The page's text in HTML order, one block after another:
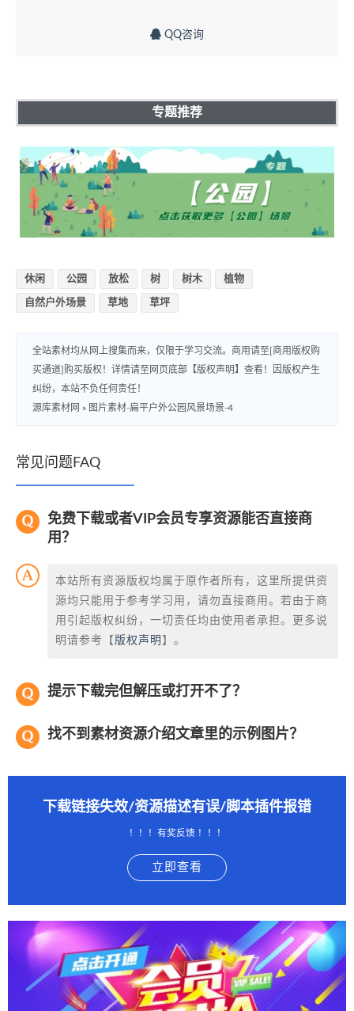
QQ咨询
专题推荐
休闲 公园 放松 树 树木 植物
自然户外场景 草地 草坪
全站素材均从网上搜集而来，仅限于学习交流。商用请至[商用版权购
买通道]购买版权！详情请至网页底部【版权声明】查看！因版权产生
纠纷，本站不负任何责任！
源库素材网 » 图片素材-扁平户外公园风景场景-4
常见问题FAQ
免费下载或者VIP会员专享资源能否直接商
用？
本站所有资源版权均属于原作者所有，这里所提供资
源均只能用于参考学习用，请勿直接商用。若由于商
用引起版权纠纷，一切责任均由使用者承担。更多说
明请参考【 版权声明 】。
提示下载完但解压或打开不了？
找不到素材资源介绍文章里的示例图片？
下载链接失效/资源描述有误/脚本插件报错
！！！有奖反馈 ！！！
立即查看